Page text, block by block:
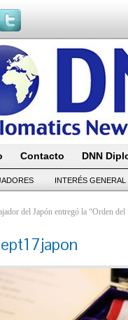
Contacto DNN
INTERÉS GENERAL
del Japón entregó la “Orden